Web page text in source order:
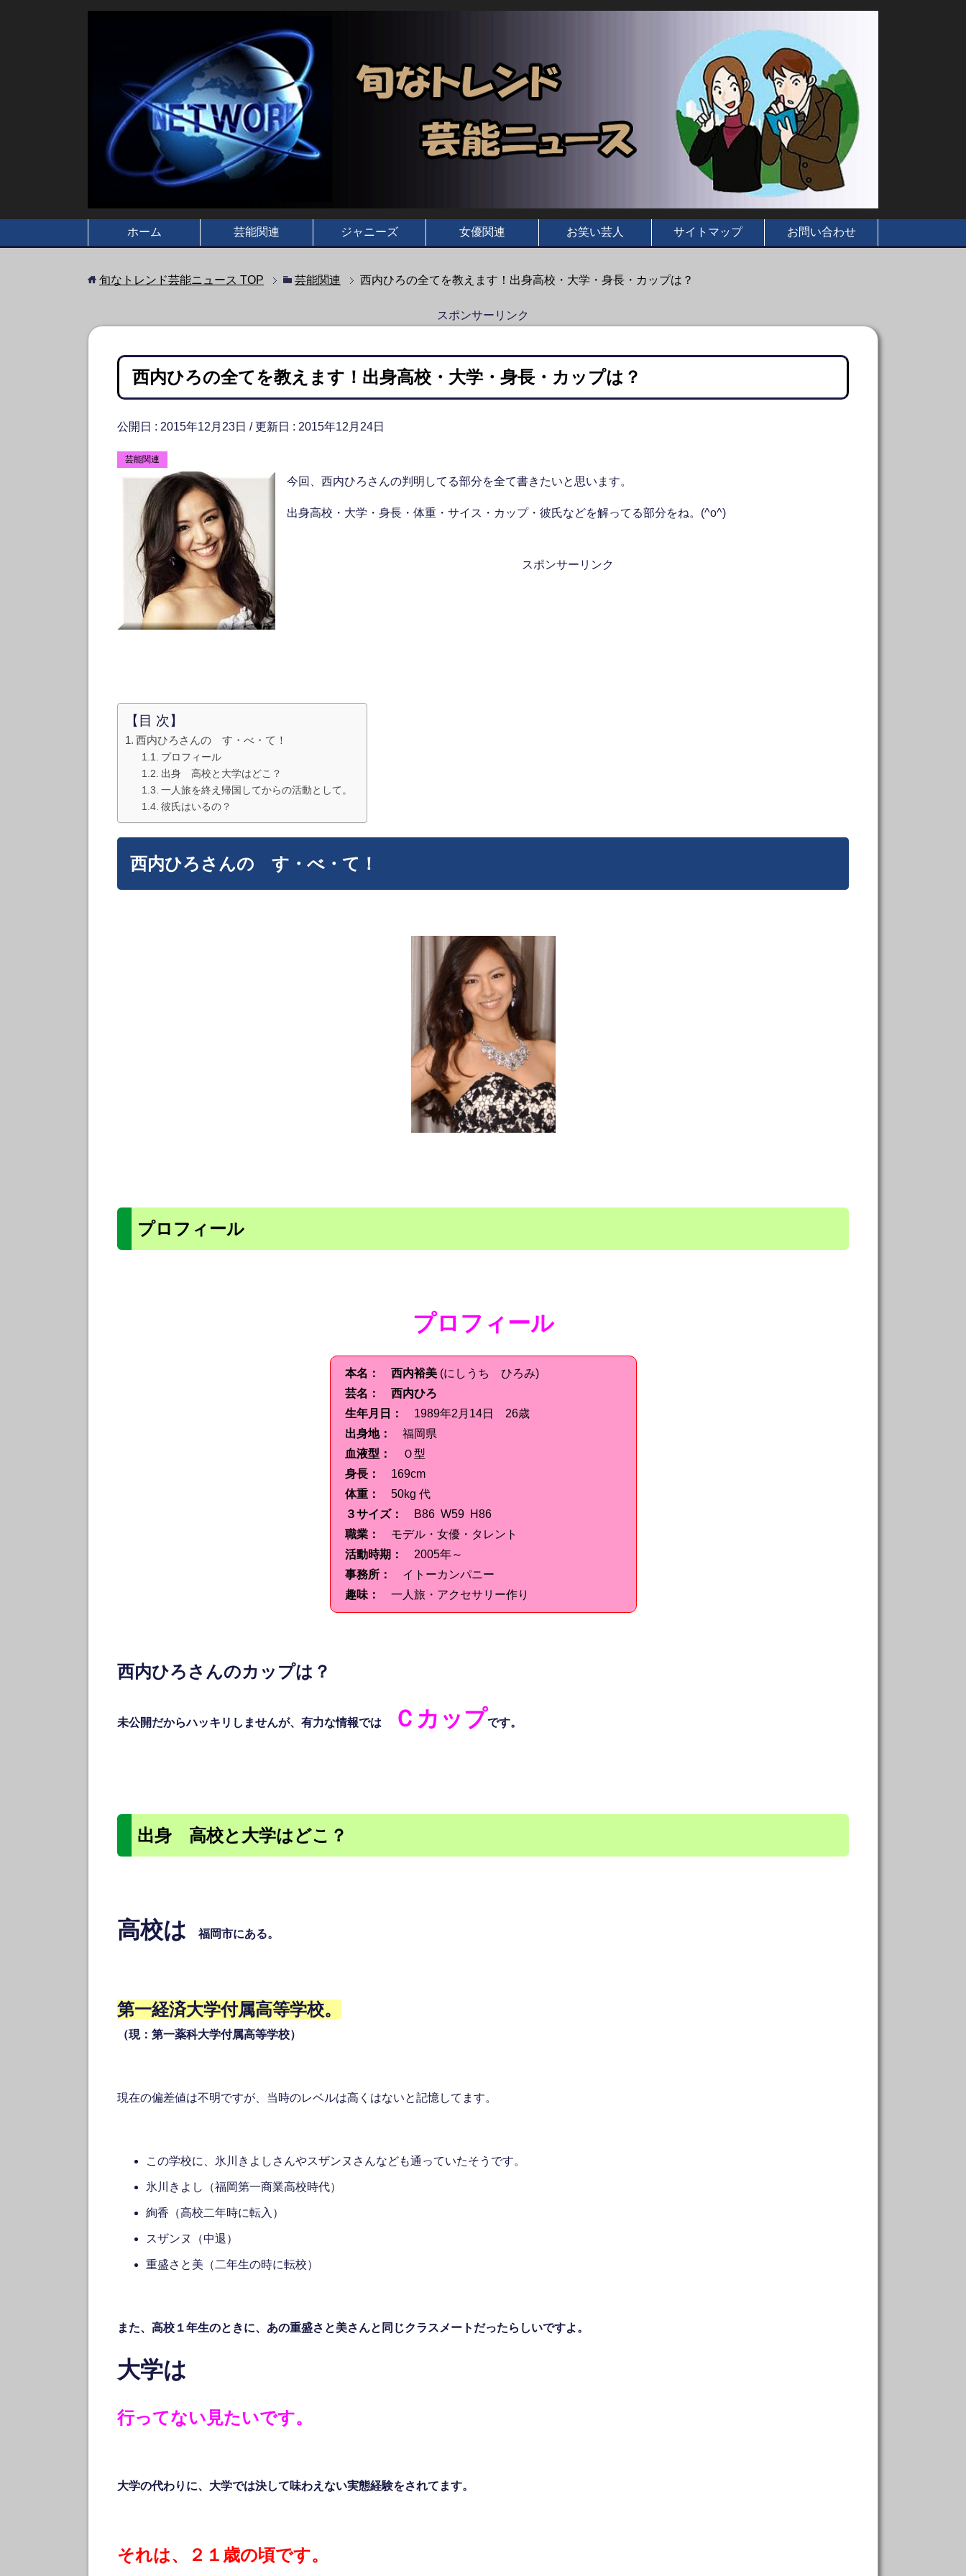
ホーム 芸能関連 ジャニーズ 女優関連 お笑い芸人 サイトマップ お問い合わせ
旬なトレンド芸能ニュース TOP 芸能関連 西内ひろの全てを教えます！出身高校・大学・身長・カップは？
スポンサーリンク
西内ひろの全てを教えます！出身高校・大学・身長・カップは？
公開日 : 2015年12月23日 / 更新日 : 2015年12月24日
芸能関連
今回、西内ひろさんの判明してる部分を全て書きたいと思います。
出身高校・大学・身長・体重・サイス・カップ・彼氏などを解ってる部分をね。(^o^)
スポンサーリンク
【目 次】
西内ひろさんの す・べ・て！
プロフィール
出身 高校と大学はどこ？
一人旅を終え帰国してからの活動として。
彼氏はいるの？
西内ひろさんの す・べ・て！
プロフィール
プロフィール
本名： 西内裕美(にしうち ひろみ)
芸名：
西内ひろ
生年月日： 1989年2月14日 26歳
出身地：
福岡県
血液型：
Ｏ型
身長：
169cm
体重：
50kg 代
３サイズ：
B86 W59 H86
職業：
モデル・女優・タレント
活動時期：
2005年～
事務所：
イトーカンパニー
趣味：
一人旅・アクセサリー作り
西内ひろさんのカップは？
未公開だからハッキリしませんが、有力な情報では Ｃカップです。
出身 高校と大学はどこ？
高校は 福岡市にある。
第一経済大学付属高等学校。
（現：第一薬科大学付属高等学校）
現在の偏差値は不明ですが、当時のレベルは高くはないと記憶してます。
この学校に、氷川きよしさんやスザンヌさんなども通っていたそうです。
氷川きよし（福岡第一商業高校時代）
絢香（高校二年時に転入）
スザンヌ（中退）
重盛さと美（二年生の時に転校）
また、高校１年生のときに、あの重盛さと美さんと同じクラスメートだったらしいですよ。
大学は
行ってない見たいです。
大学の代わりに、大学では決して味わえない実態経験をされてます。
それは、２１歳の頃です。